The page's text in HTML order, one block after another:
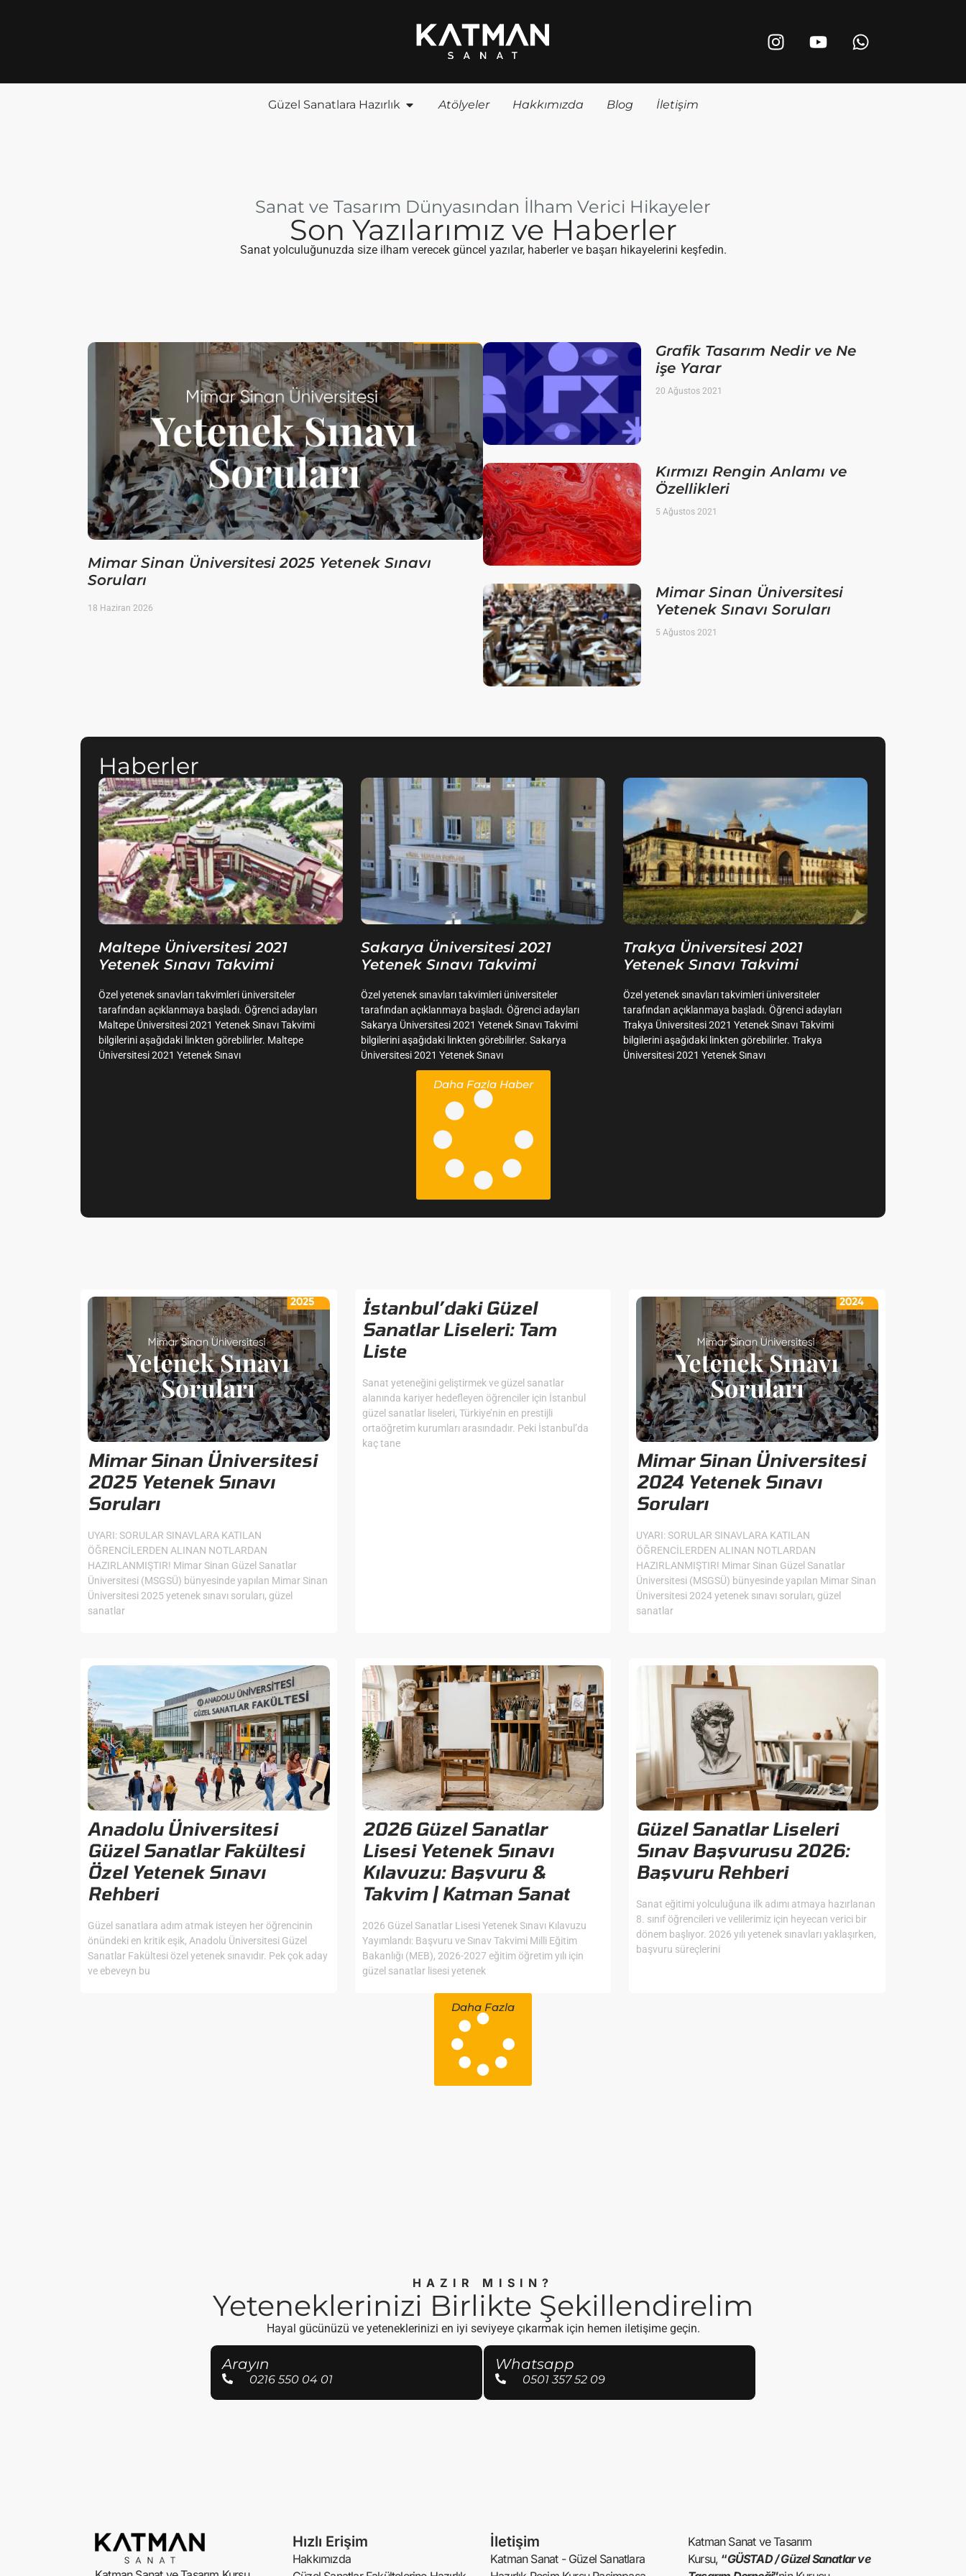
Güzel Sanatlara Hazırlık Atölyeler Hakkımızda Blog İletişim
Sanat ve Tasarım Dünyasından İlham Verici Hikayeler
Son Yazılarımız ve Haberler
Sanat yolculuğunuzda size ilham verecek güncel yazılar, haberler ve başarı hikayelerini keşfedin.
Mimar Sinan Üniversitesi 2025 Yetenek Sınavı
Soruları
18 Haziran 2026
Grafik Tasarım Nedir ve Ne
işe Yarar
20 Ağustos 2021
Kırmızı Rengin Anlamı ve
Özellikleri
5 Ağustos 2021
Mimar Sinan Üniversitesi
Yetenek Sınavı Soruları
5 Ağustos 2021
Haberler
Maltepe Üniversitesi 2021
Yetenek Sınavı Takvimi
Özel yetenek sınavları takvimleri üniversiteler
tarafından açıklanmaya başladı. Öğrenci adayları
Maltepe Üniversitesi 2021 Yetenek Sınavı Takvimi
bilgilerini aşağıdaki linkten görebilirler. Maltepe
Üniversitesi 2021 Yetenek Sınavı
Sakarya Üniversitesi 2021
Yetenek Sınavı Takvimi
Özel yetenek sınavları takvimleri üniversiteler
tarafından açıklanmaya başladı. Öğrenci adayları
Sakarya Üniversitesi 2021 Yetenek Sınavı Takvimi
bilgilerini aşağıdaki linkten görebilirler. Sakarya
Üniversitesi 2021 Yetenek Sınavı
Trakya Üniversitesi 2021
Yetenek Sınavı Takvimi
Özel yetenek sınavları takvimleri üniversiteler
tarafından açıklanmaya başladı. Öğrenci adayları
Trakya Üniversitesi 2021 Yetenek Sınavı Takvimi
bilgilerini aşağıdaki linkten görebilirler. Trakya
Üniversitesi 2021 Yetenek Sınavı
Daha Fazla Haber
Mimar Sinan Üniversitesi
2025 Yetenek Sınavı
Soruları
UYARI: SORULAR SINAVLARA KATILAN
ÖĞRENCİLERDEN ALINAN NOTLARDAN
HAZIRLANMIŞTIR! Mimar Sinan Güzel Sanatlar
Üniversitesi (MSGSÜ) bünyesinde yapılan Mimar Sinan
Üniversitesi 2025 yetenek sınavı soruları, güzel
sanatlar
İstanbul’daki Güzel
Sanatlar Liseleri: Tam
Liste
Sanat yeteneğini geliştirmek ve güzel sanatlar
alanında kariyer hedefleyen öğrenciler için İstanbul
güzel sanatlar liseleri, Türkiye’nin en prestijli
ortaöğretim kurumları arasındadır. Peki İstanbul’da
kaç tane
Mimar Sinan Üniversitesi
2024 Yetenek Sınavı
Soruları
UYARI: SORULAR SINAVLARA KATILAN
ÖĞRENCİLERDEN ALINAN NOTLARDAN
HAZIRLANMIŞTIR! Mimar Sinan Güzel Sanatlar
Üniversitesi (MSGSÜ) bünyesinde yapılan Mimar Sinan
Üniversitesi 2024 yetenek sınavı soruları, güzel
sanatlar
Anadolu Üniversitesi
Güzel Sanatlar Fakültesi
Özel Yetenek Sınavı
Rehberi
Güzel sanatlara adım atmak isteyen her öğrencinin
önündeki en kritik eşik, Anadolu Üniversitesi Güzel
Sanatlar Fakültesi özel yetenek sınavıdır. Pek çok aday
ve ebeveyn bu
2026 Güzel Sanatlar
Lisesi Yetenek Sınavı
Kılavuzu: Başvuru &
Takvim | Katman Sanat
2026 Güzel Sanatlar Lisesi Yetenek Sınavı Kılavuzu
Yayımlandı: Başvuru ve Sınav Takvimi Milli Eğitim
Bakanlığı (MEB), 2026-2027 eğitim öğretim yılı için
güzel sanatlar lisesi yetenek
Güzel Sanatlar Liseleri
Sınav Başvurusu 2026:
Başvuru Rehberi
Sanat eğitimi yolculuğuna ilk adımı atmaya hazırlanan
8. sınıf öğrencileri ve velilerimiz için heyecan verici bir
dönem başlıyor. 2026 yılı yetenek sınavları yaklaşırken,
başvuru süreçlerini
Daha Fazla
HAZIR MISIN?
Yeteneklerinizi Birlikte Şekillendirelim
Hayal gücünüzü ve yeteneklerinizi en iyi seviyeye çıkarmak için hemen iletişime geçin.
Arayın
0216 550 04 01
Whatsapp
0501 357 52 09
Hızlı Erişim
Hakkımızda
İletişim
Katman Sanat - Güzel Sanatlara
Katman Sanat ve Tasarım
Kursu, “GÜSTAD / Güzel Sanatlar ve